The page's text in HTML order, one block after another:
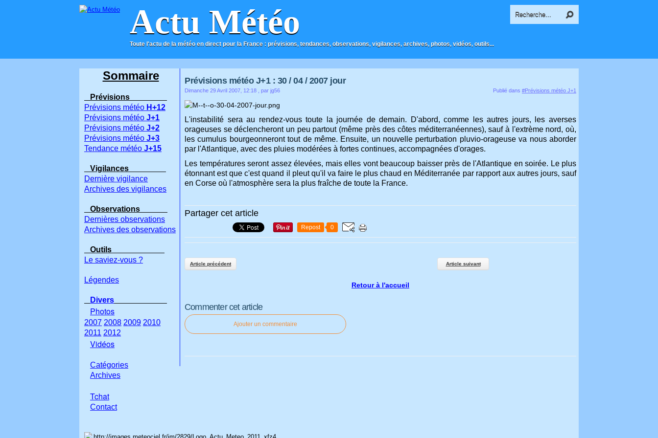
Actu Météo
Toute l'actu de la météo en direct pour la France : prévisions, tendances, observations, vigilances, archives, photos, vidéos, outils...
ACCUEIL CONTACT
Prévisions météo J+1 : 30 / 04 / 2007 jour
Dimanche 29 Avril 2007, 12:18 , par jg56 Publié dans #Prévisions météo J+1
L'instabilité sera au rendez-vous toute la journée de demain. D'abord, comme les autres jours, les averses
orageuses se déclencheront un peu partout (même près des côtes méditerranéennes), sauf à l'extrème nord, où,
les cumulus bourgeonneront tout de même. Ensuite, un nouvelle perturbation pluvio-orageuse va nous aborder
par l'Atlantique, avec des pluies modérées à fortes continues, accompagnées d'orages.
Les températures seront assez élevées, mais elles vont beaucoup baisser près de l'Atlantique en soirée. Le plus
étonnant est que c'est quand il pleut qu'il va faire le plus chaud en Méditerranée par rapport aux autres jours, sauf
en Corse où l'atmosphère sera la plus fraîche de toute la France.
Partager cet article
Repost 0
Article précédent Article suivant
Retour à l'accueil
Commenter cet article
Ajouter un commentaire
Sommaire
Prévisions
Prévisions météo H+12
Prévisions météo J+1
Prévisions météo J+2
Prévisions météo J+3
Tendance météo J+15
Vigilances
Dernière vigilance
Archives des vigilances
Observations
Dernières observations
Archives des observations
Outils
Le saviez-vous ?
Légendes
Divers
Photos
2007 2008 2009 2010
2011 2012
Vidéos
Catégories
Archives
Tchat
Contact